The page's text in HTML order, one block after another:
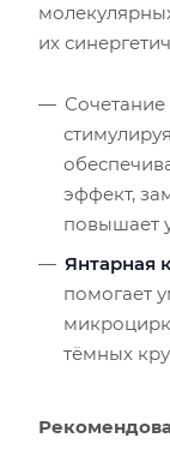
их
Сочетание
эффект,
повышает
Янтарная
помогает
тёмных